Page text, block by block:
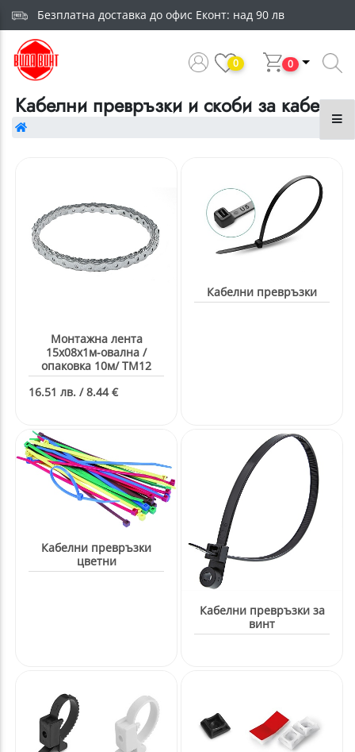
Безплатна доставка до офис Еконт: над 90 лв
0 0
Кабелни превръзки и скоби за кабел
Монтажна лента
15х08х1м-овална /
опаковка 10м/ ТМ12
16.51 лв. / 8.44 €
Кабелни превръзки
Кабелни превръзки
цветни
Кабелни превръзки за
винт